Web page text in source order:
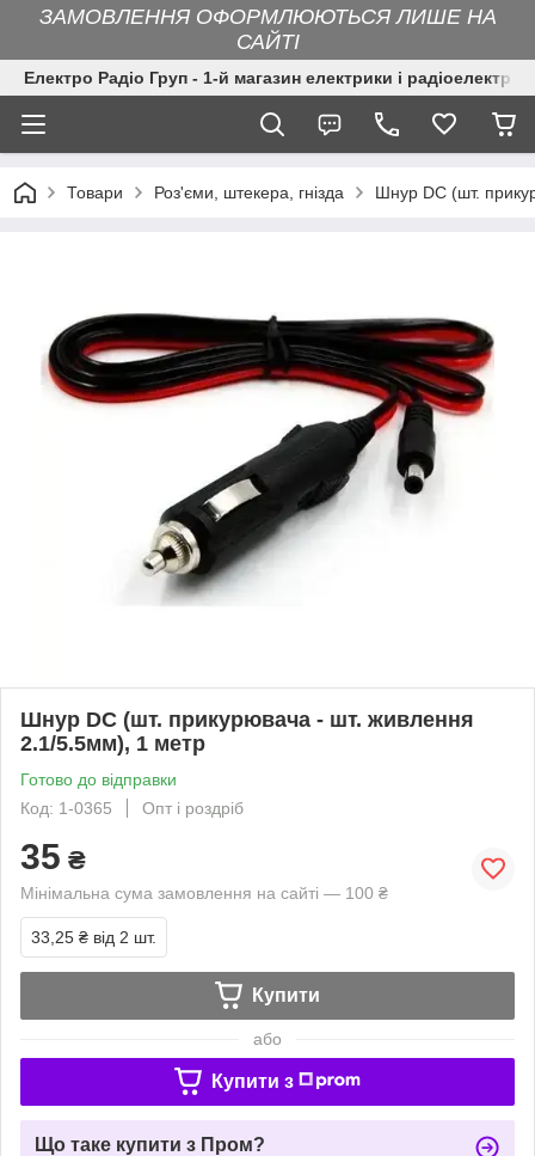
ЗАМОВЛЕННЯ ОФОРМЛЮЮТЬСЯ ЛИШЕ НА
САЙТІ
Електро Радіо Груп - 1-й магазин електрики і
Товари Роз'єми, штекера, гнізда Шнур DC (шт.
Шнур DC (шт. прикурювача - шт. живлення
2.1/5.5мм), 1 метр
Готово до відправки
Код: 1-0365
Опт і роздріб
35 ₴
Мінімальна сума замовлення на сайті — 100 ₴
33,25 ₴ від 2 шт.
Купити
або
Купити з
Що таке купити з Пром?